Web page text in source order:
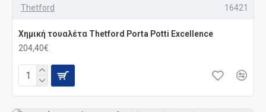
Thetford 16421
Χημική τουαλέτα Thetford Porta Potti Excellence
204,40€